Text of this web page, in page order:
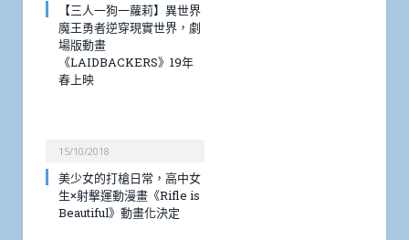
【三人一狗一蘿莉】異世界
魔王勇者逆穿現實世界，劇
場版動畫
《LAIDBACKERS》19年
春上映
15/10/2018
美少女的打槍日常，高中女
生×射擊運動漫畫《Rifle is
Beautiful》動畫化決定